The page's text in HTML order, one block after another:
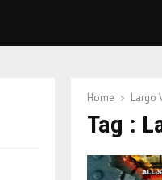
Home Largo
Tag :